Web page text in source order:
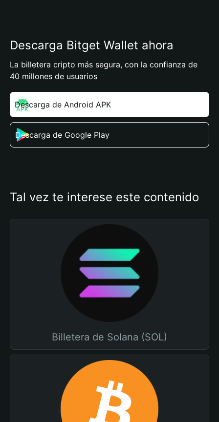
Descarga Bitget Wallet ahora
La billetera cripto más segura, con la confianza de
40 millones de usuarios
Descarga de Android APK
Descarga de Google Play
Tal vez te interese este contenido
Billetera de Solana (SOL)